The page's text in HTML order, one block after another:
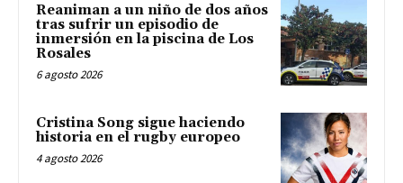
Reaniman a un niño de dos años
tras sufrir un episodio de
inmersión en la piscina de Los
Rosales
6 agosto 2026
Cristina Song sigue haciendo
historia en el rugby europeo
4 agosto 2026